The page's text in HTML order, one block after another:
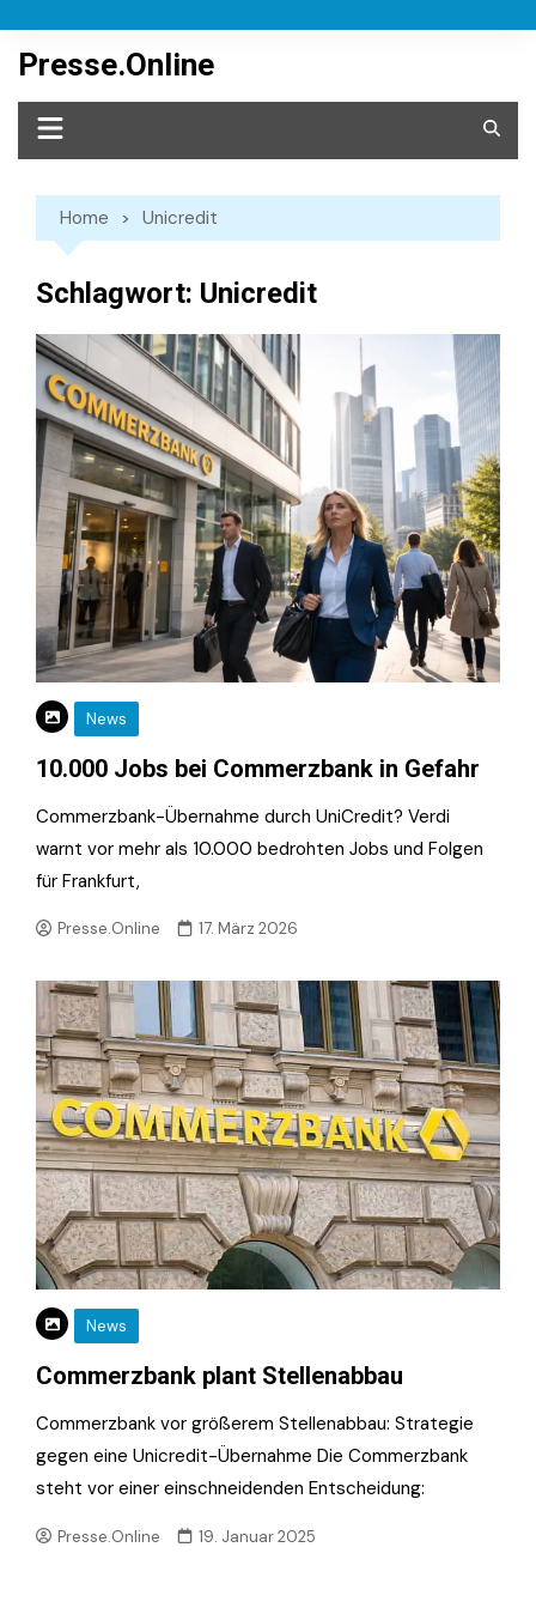
content
Presse.Online
Home Unicredit
Schlagwort: Unicredit
News
10.000 Jobs bei Commerzbank in Gefahr
Commerzbank-Übernahme durch UniCredit? Verdi
warnt vor mehr als 10.000 bedrohten Jobs und Folgen
für Frankfurt,
Presse.Online 17. März 2026
News
Commerzbank plant Stellenabbau
Commerzbank vor größerem Stellenabbau: Strategie
gegen eine Unicredit-Übernahme Die Commerzbank
steht vor einer einschneidenden Entscheidung:
Presse.Online 19. Januar 2025